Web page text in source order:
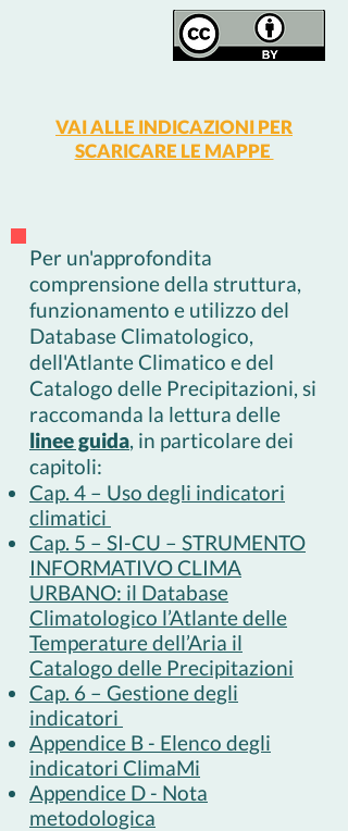
VAI ALLE INDICAZIONI PER
SCARICARE LE MAPPE
Per un'approfondita
comprensione della struttura,
funzionamento e utilizzo del
Database Climatologico,
dell'Atlante Climatico e del
Catalogo delle Precipitazioni, si
raccomanda la lettura delle
linee guida, in particolare dei
capitoli:
Cap. 4 – Uso degli indicatori
climatici
Cap. 5 – SI-CU – STRUMENTO
INFORMATIVO CLIMA
URBANO: il Database
Climatologico l’Atlante delle
Temperature dell’Aria il
Catalogo delle Precipitazioni
Cap. 6 – Gestione degli
indicatori
Appendice B - Elenco degli
indicatori ClimaMi
Appendice D - Nota
metodologica